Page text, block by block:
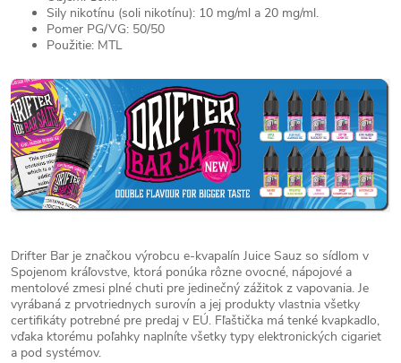
Sily nikotínu (soli nikotínu): 10 mg/ml a 20 mg/ml.
Pomer PG/VG: 50/50
Použitie: MTL
Drifter Bar je značkou výrobcu e-kvapalín Juice Sauz so sídlom v
Spojenom kráľovstve, ktorá ponúka rôzne ovocné, nápojové a
mentolové zmesi plné chuti pre jedinečný zážitok z vapovania. Je
vyrábaná z prvotriednych surovín a jej produkty vlastnia všetky
certifikáty potrebné pre predaj v EÚ. Fľaštička má tenké kvapkadlo,
vďaka ktorému poľahky naplníte všetky typy elektronických cigariet
a pod systémov.